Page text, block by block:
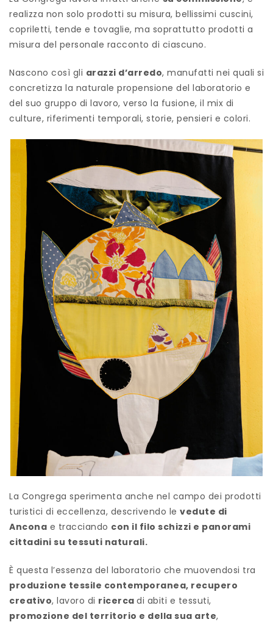
realizza non solo prodotti su misura, bellissimi cuscini,
copriletti, tende e tovaglie, ma soprattutto prodotti a
misura del personale racconto di ciascuno.
Nascono così gli arazzi d’arredo, manufatti nei quali si
concretizza la naturale propensione del laboratorio e
del suo gruppo di lavoro, verso la fusione, il mix di
culture, riferimenti temporali, storie, pensieri e colori.
La Congrega sperimenta anche nel campo dei prodotti
turistici di eccellenza, descrivendo le vedute di
Ancona e tracciando con il filo schizzi e panorami
cittadini su tessuti naturali.
È questa l’essenza del laboratorio che muovendosi tra
produzione tessile contemporanea, recupero
creativo, lavoro di ricerca di abiti e tessuti,
promozione del territorio e della sua arte,